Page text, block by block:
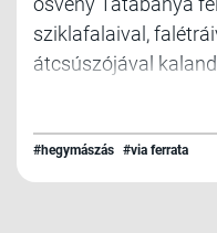
sziklafalaival,
átcsúszójával
#hegymászás #via ferrata